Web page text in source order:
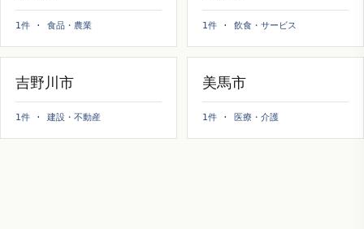
1件 · 食品・農業 1件 · 飲食・サービス
吉野川市
1件 · 建設・不動産
美馬市
1件 · 医療・介護